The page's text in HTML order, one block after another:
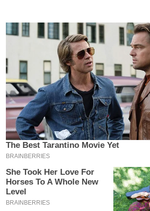
I
P
2
6
क्रा
इ
म
ई
-
पे
प
र